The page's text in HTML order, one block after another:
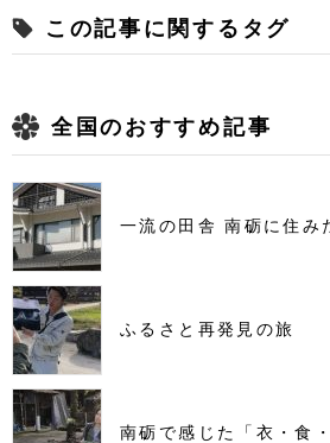
この記事に関するタグ
全国のおすすめ記事
一流の田舎 南砺に住み
ふるさと再発見の旅
南砺で感じた「衣・食・